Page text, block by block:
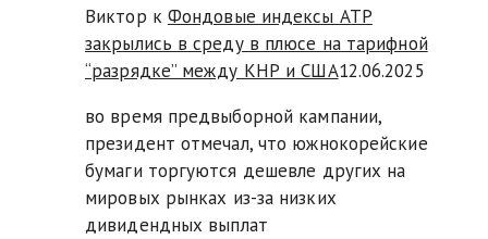
Виктор к Фондовые индексы АТР
закрылись в среду в плюсе на тарифной
“разрядке” между КНР и США12.06.2025
во время предвыборной кампании,
президент отмечал, что южнокорейские
бумаги торгуются дешевле других на
мировых рынках из-за низких
дивидендных выплат